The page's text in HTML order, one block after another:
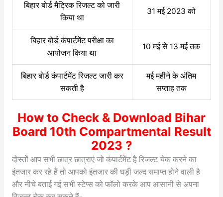
बिहार बोर्ड मैट्रिक रिजल्ट को जारी
किया था
31 मई 2023 को
बिहार बोर्ड कंपार्टमेंट परीक्षा का
आयोजन किया था
10 मई से 13 मई तक
बिहार बोर्ड कंपार्टमेंट रिजल्ट जारी कर
सकती है
मई महीने के अंतिम
सप्ताह तक
How to Check & Download Bihar
Board 10th Compartmental Result
2023 ?
दोस्तों आप सभी छात्र छात्राएं जो कंपार्टमेंट है रिजल्ट चेक करने का
इंतजार कर रहे हैं तो आपको इंतजार की घड़ी जल्द समाप्त होने वाली है
और नीचे बताई गई सभी स्टेप्स को फॉलो करके आप आसानी से अपना